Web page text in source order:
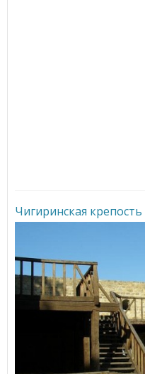
Чигиринская крепость